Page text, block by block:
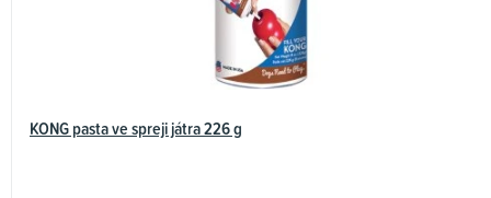
KONG pasta ve spreji játra 226 g